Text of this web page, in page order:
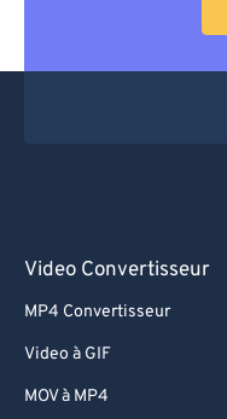
Video Convertisseur
MP4 Convertisseur
Video à GIF
MOV à MP4